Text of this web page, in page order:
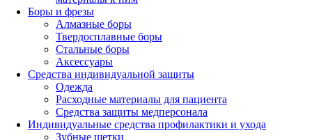
Боры и фрезы
Алмазные боры
Твердосплавные боры
Стальные боры
Аксессуары
Средства индивидуальной защиты
Одежда
Расходные материалы для пациента
Средства защиты медперсонала
Индивидуальные средства профилактики и ухода
Зубные щетки